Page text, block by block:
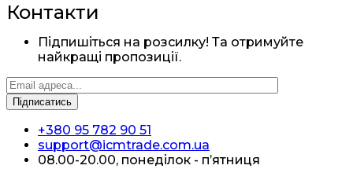
Контакти
Підпишіться на розсилку! Та отримуйте
найкращі пропозиції.
+380 95 782 90 51
support@icmtrade.com.ua
08.00-20.00, понеділок - п’ятниця